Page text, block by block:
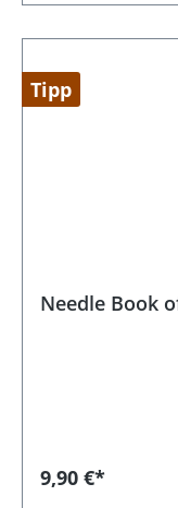
Tipp
Needle Book
9,90 €*